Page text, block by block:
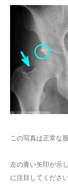
この写真は正常な
左の青い矢印が示
に注目してください